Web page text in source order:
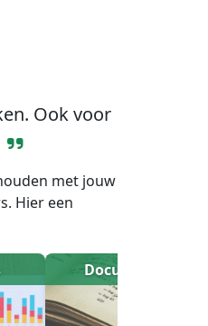
Ook voor
met jouw
Hier een
Documentatie